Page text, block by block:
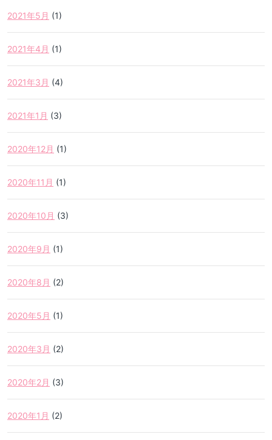
2021年5月 (1)
2021年4月 (1)
2021年3月 (4)
2021年1月 (3)
2020年12月 (1)
2020年11月 (1)
2020年10月 (3)
2020年9月 (1)
2020年8月 (2)
2020年5月 (1)
2020年3月 (2)
2020年2月 (3)
2020年1月 (2)